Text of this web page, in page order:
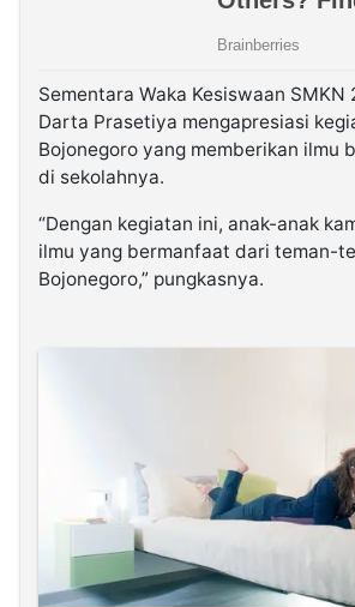
Sementara Waka Kesiswaan SMKN
Darta Prasetiya mengapresiasi
Bojonegoro yang memberikan ilmu
di sekolahnya.
“Dengan kegiatan ini, anak-anak
ilmu yang bermanfaat dari teman-
Bojonegoro,” pungkasnya.